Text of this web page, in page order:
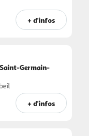
+ d'infos
Germain-
+ d'infos